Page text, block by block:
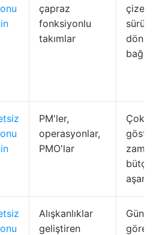
çapraz
fonksiyonlu
takımlar
PM'ler,
operasyonlar,
PMO'lar
Çoklu
Alışkanlıklar
geliştiren